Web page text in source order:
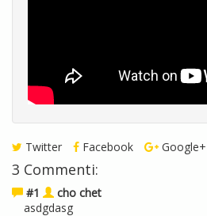
Twitter Facebook Google+
3 Commenti:
#1 cho chet
asdgdasg